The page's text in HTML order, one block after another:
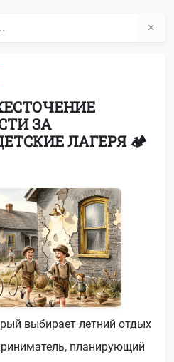
ЗА
ЛАГЕРЯ 🏕️
выбирает летний отдых
планирующий